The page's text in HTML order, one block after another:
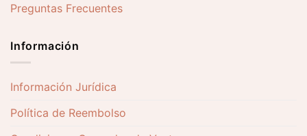
Preguntas Frecuentes
Información
Información Jurídica
Política de Reembolso